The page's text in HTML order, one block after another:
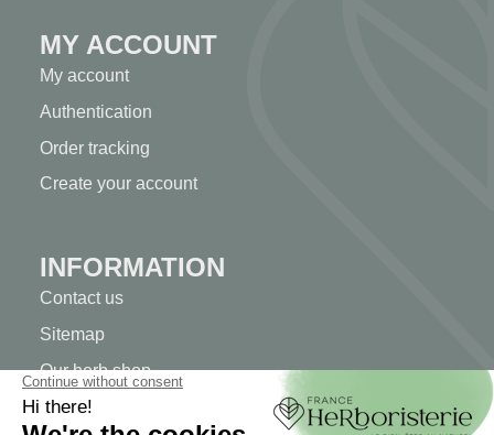
MY ACCOUNT
My account
Authentication
Order tracking
Create your account
INFORMATION
Contact us
Sitemap
Our herb shop
Delivery